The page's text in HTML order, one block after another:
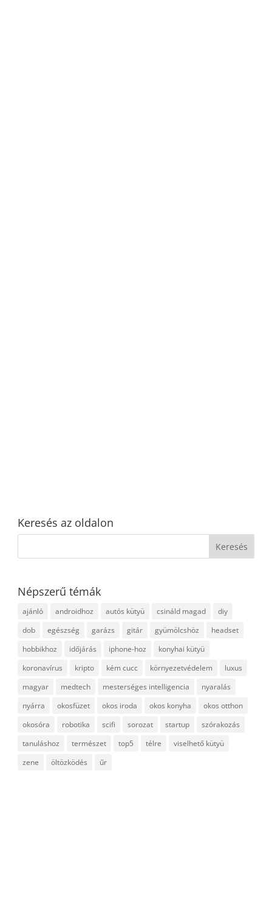
Keresés az oldalon
Népszerű témák
ajánló androidhoz autós kütyü csináld magad
diy
dob
egészség garázs gitár gyümölcshöz
headset
hobbikhoz
időjárás iphone-hoz
konyhai kütyü
koronavírus
kripto kém cucc környezetvédelem
luxus
magyar
medtech mesterséges intelligencia
nyaralás
nyárra
okosfüzet okos iroda okos konyha
okos otthon
okosóra
robotika scifi sorozat startup
szórakozás
tanuláshoz
természet top5 télre
viselhető kütyü
zene
öltözködés űr